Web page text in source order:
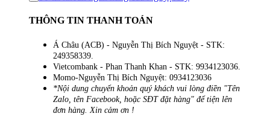
THÔNG TIN THANH TOÁN
Á Châu (ACB) - Nguyễn Thị Bích Nguyệt - STK:
249358339.
Vietcombank - Phan Thanh Khan - STK: 9934123036.
Momo-Nguyễn Thị Bích Nguyệt: 0934123036
*Nội dung chuyển khoản quý khách vui lòng điền "Tên
Zalo, tên Facebook, hoặc SĐT đặt hàng" để tiện lên
đơn hàng. Xin cảm ơn !